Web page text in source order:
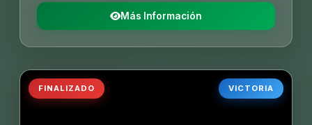
Más Información
VICTORIA
FINALIZADO